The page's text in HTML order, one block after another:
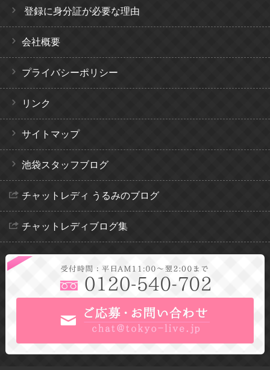
登録に身分証が必要な理由
会社概要
プライバシーポリシー
リンク
サイトマップ
池袋スタッフブログ
チャットレディ うるみのブログ
チャットレディブログ集